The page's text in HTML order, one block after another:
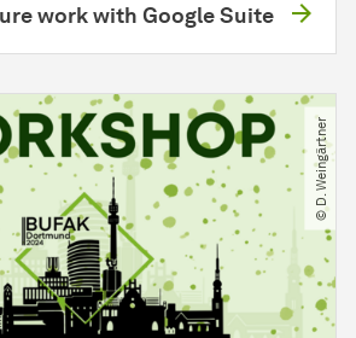
work with Google Suite
© D. Weingärtner